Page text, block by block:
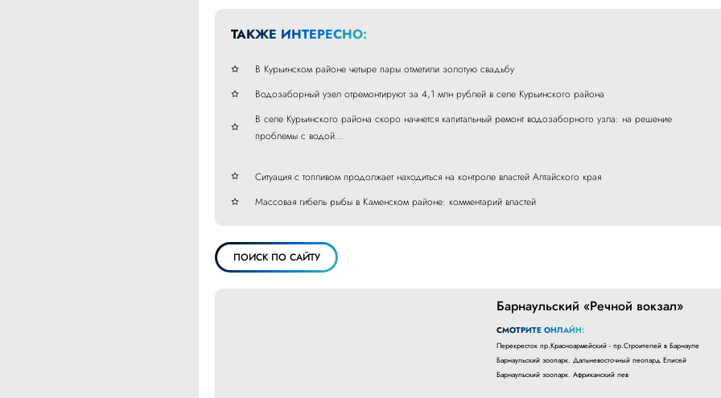
ТАКЖЕ ИНТЕРЕСНО:
В Курьинском районе четыре пары отметили золотую свадьбу
Водозаборный узел отремонтируют за 4,1 млн рублей в селе Курьинского района
В селе Курьинского района скоро начнется капитальный ремонт водозаборного узла: на решение
проблемы с водой…
Ситуация с топливом продолжает находиться на контроле властей Алтайского края
Массовая гибель рыбы в Каменском районе: комментарий властей
ПОИСК ПО САЙТУ
Барнаульский «Речной вокзал»
СМОТРИТЕ ОНЛАЙН:
Перекресток пр.Красноармейский - пр.Строителей в Барнауле
Барнаульский зоопарк. Дальневосточный леопард Елисей
Барнаульский зоопарк. Африканский лев